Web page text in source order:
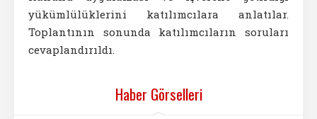
yükümlülüklerini katılımcılara anlatılar.
Toplantının sonunda katılımcıların soruları
cevaplandırıldı.
Haber Görselleri